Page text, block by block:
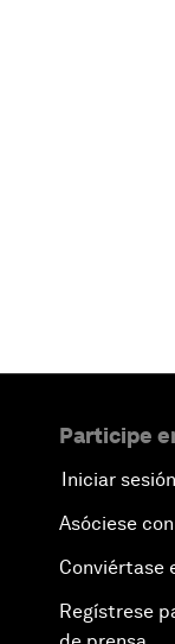
Participe
Iniciar sesión
Asóciese
Conviértase
Regístrese